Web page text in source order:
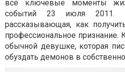
все ключевые моменты
событий 23 июля 2011.
рассказывающая, как
профессиональное признание.
обычной девушке, которая
обуздать демонов в